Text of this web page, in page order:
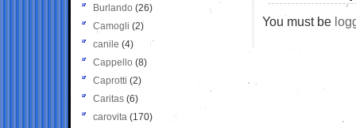
You must be
Burlando (26)
Camogli (2)
canile (4)
Cappello (8)
Caprotti (2)
Caritas (6)
carovita (170)